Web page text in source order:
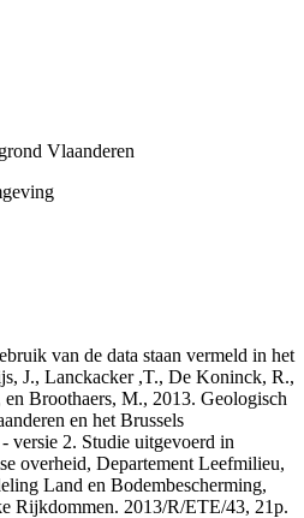
Vlaanderen
van de data staan vermeld in het
J., Lanckacker ,T., De Koninck, R.,
Broothaers, M., 2013. Geologisch
en het Brussels
versie 2. Studie uitgevoerd in
overheid, Departement Leefmilieu,
Land en Bodembescherming,
Rijkdommen. 2013/R/ETE/43, 21p.